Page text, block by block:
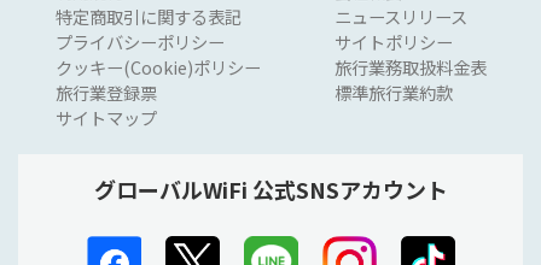
特定商取引に関する表記
プライバシーポリシー
クッキー(Cookie)ポリシー
旅行業登録票
サイトマップ
ニュースリリース
サイトポリシー
旅行業務取扱料金表
標準旅行業約款
グローバルWiFi 公式SNSアカウント